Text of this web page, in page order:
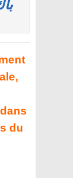
باك +2
du